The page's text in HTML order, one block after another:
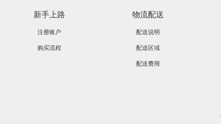
新手上路
注册账户
购买流程
物流配送
配送说明
配送区域
配送费用